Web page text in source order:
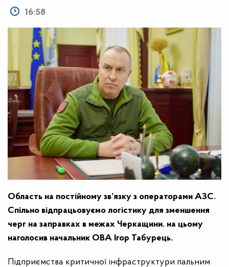
16:58
Область на постійному зв’язку з операторами АЗС.
Спільно відпрацьовуємо логістику для зменшення
черг на заправках в межах Черкащини. на цьому
наголосив начальник ОВА Ігор Табурець.
Підприємства критичної інфраструктури пальним